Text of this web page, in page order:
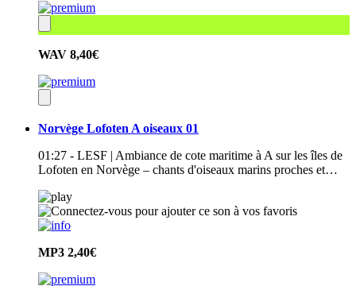
WAV 8,40€
Norvège Lofoten A oiseaux 01
01:27 - LESF | Ambiance de cote maritime à A sur les îles de
Lofoten en Norvège – chants d'oiseaux marins proches et…
MP3 2,40€